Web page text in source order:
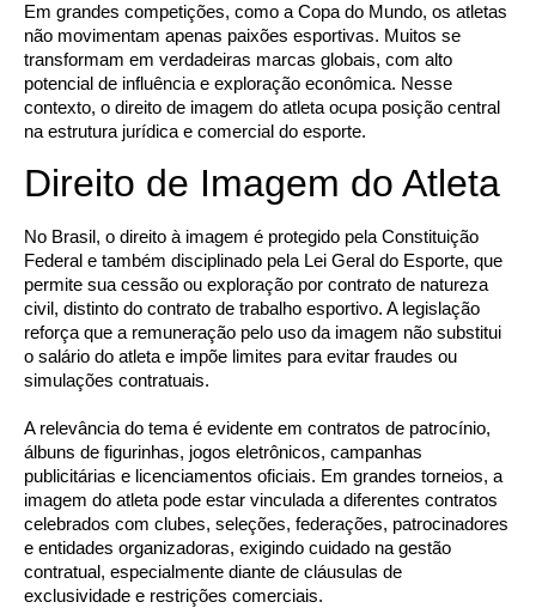
Em grandes competições, como a Copa do Mundo, os atletas
não movimentam apenas paixões esportivas. Muitos se
transformam em verdadeiras marcas globais, com alto
potencial de influência e exploração econômica. Nesse
contexto, o direito de imagem do atleta ocupa posição central
na estrutura jurídica e comercial do esporte.
Direito de Imagem do Atleta
No Brasil, o direito à imagem é protegido pela Constituição
Federal e também disciplinado pela Lei Geral do Esporte, que
permite sua cessão ou exploração por contrato de natureza
civil, distinto do contrato de trabalho esportivo. A legislação
reforça que a remuneração pelo uso da imagem não substitui
o salário do atleta e impõe limites para evitar fraudes ou
simulações contratuais.
A relevância do tema é evidente em contratos de patrocínio,
álbuns de figurinhas, jogos eletrônicos, campanhas
publicitárias e licenciamentos oficiais. Em grandes torneios, a
imagem do atleta pode estar vinculada a diferentes contratos
celebrados com clubes, seleções, federações, patrocinadores
e entidades organizadoras, exigindo cuidado na gestão
contratual, especialmente diante de cláusulas de
exclusividade e restrições comerciais.